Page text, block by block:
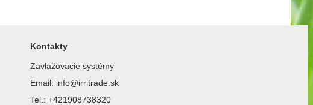
Kontakty
Zavlažovacie systémy
Email: info@irritrade.sk
Tel.: +421908738320